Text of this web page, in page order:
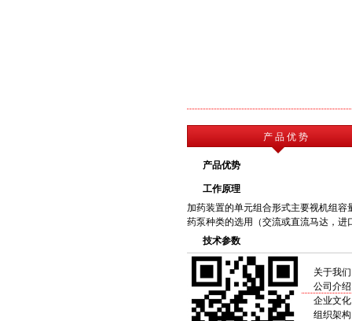
产 品 优 势
产品优势
工作原理
加药装置的单元组合形式主要视机组
药泵种类的选用（交流或直流马达，进
技术参数
关于我们
公司介绍
企业文化
组织架构